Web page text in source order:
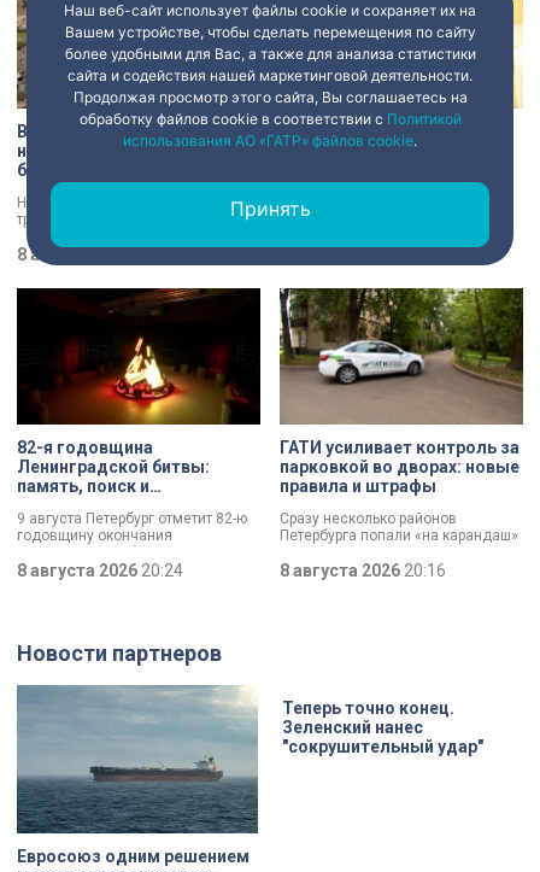
В Старой Ладоге археологи
нашли крест XI века и
боевой топор – главные
трофеи экспедиции
Находки, которые вызывают
трепет даже у специалистов!
Нательный крест возрастом более
тысячи лет и боевой топор – вот
главные трофеи археологической
экспедиции в Старой Ладоге в
8 августа 202621:07
Институту травматологии и
ортопедии имени Р.Р.
императорской лечебницы
до передового
Место, где ставят на ноги и
возвращают возможность
отмечает Институт травматологии
и ортопедии имени Р.Р. Вредена.
8 августа 202620:53
82-я годовщина
Ленинградской битвы:
память, поиск и
9 августа Петербург отметит 82-ю
годовщину окончания
Ленинградской битвы. Это День
воинской славы, который был
официально установлен в апреле
8 августа 2026 20:24
ГАТИ усиливает контроль за
парковкой во дворах: новые
правила и штрафы
Сразу несколько районов
Петербурга попали «на карандаш»
парковкой во дворах. За два
летних месяца только по
8 августа 2026 20:16
Новости партнеров
Евросоюз одним решением
Теперь точно конец.
Зеленский нанес
"сокрушительный удар"
Наш веб-сайт использует файлы cookie и сохраняет их на
Вашем устройстве, чтобы сделать перемещения по сайту
более удобными для Вас, а также для анализа статистики
сайта и содействия нашей маркетинговой деятельности.
Продолжая просмотр этого сайта, Вы соглашаетесь на
обработку файлов cookie в соответствии с Политикой
использования АО «ГАТР» файлов cookie.
Принять